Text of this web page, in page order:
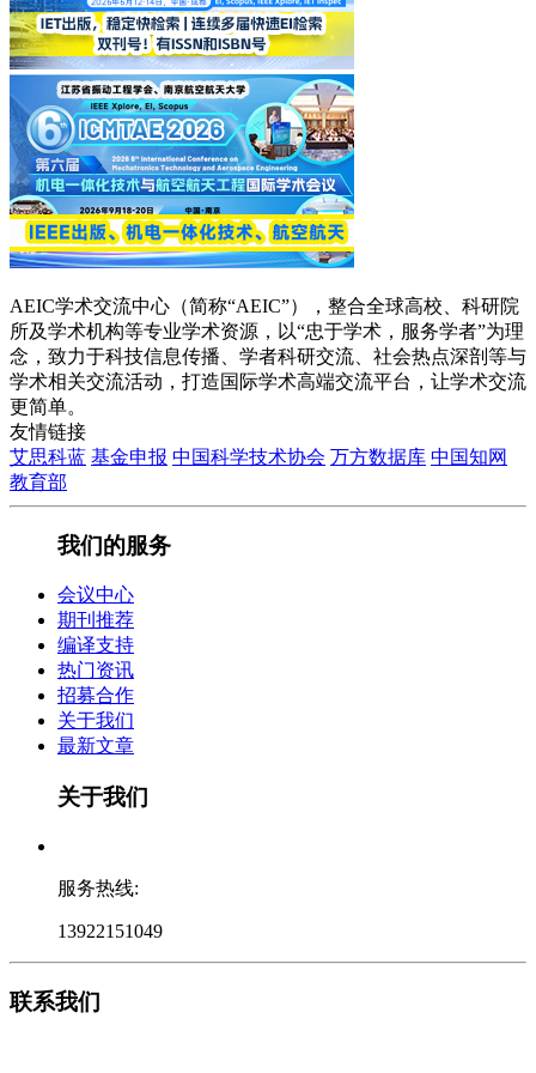
AEIC学术交流中心（简称“AEIC”），整合全球高校、科研院
所及学术机构等专业学术资源，以“忠于学术，服务学者”为理
念，致力于科技信息传播、学者科研交流、社会热点深剖等与
学术相关交流活动，打造国际学术高端交流平台，让学术交流
更简单。
友情链接
艾思科蓝 基金申报 中国科学技术协会 万方数据库 中国知网
教育部
我们的服务
会议中心
期刊推荐
编译支持
热门资讯
招募合作
关于我们
最新文章
关于我们
服务热线:
13922151049
联系我们